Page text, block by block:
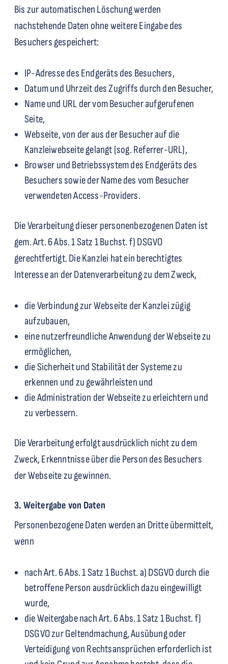
Bis zur automatischen Löschung werden
nachstehende Daten ohne weitere Eingabe des
Besuchers gespeichert:
IP-Adresse des Endgeräts des Besuchers,
Datum und Uhrzeit des Zugriffs durch den Besucher,
Name und URL der vom Besucher aufgerufenen
Seite,
Webseite, von der aus der Besucher auf die
Kanzleiwebseite gelangt (sog. Referrer-URL),
Browser und Betriebssystem des Endgeräts des
Besuchers sowie der Name des vom Besucher
verwendeten Access-Providers.
Die Verarbeitung dieser personenbezogenen Daten ist
gem. Art. 6 Abs. 1 Satz 1 Buchst. f) DSGVO
gerechtfertigt. Die Kanzlei hat ein berechtigtes
Interesse an der Datenverarbeitung zu dem Zweck,
die Verbindung zur Webseite der Kanzlei zügig
aufzubauen,
eine nutzerfreundliche Anwendung der Webseite zu
ermöglichen,
die Sicherheit und Stabilität der Systeme zu
erkennen und zu gewährleisten und
die Administration der Webseite zu erleichtern und
zu verbessern.
Die Verarbeitung erfolgt ausdrücklich nicht zu dem
Zweck, Erkenntnisse über die Person des Besuchers
der Webseite zu gewinnen.
3. Weitergabe von Daten
Personenbezogene Daten werden an Dritte übermittelt,
wenn
nach Art. 6 Abs. 1 Satz 1 Buchst. a) DSGVO durch die
betroffene Person ausdrücklich dazu eingewilligt
wurde,
die Weitergabe nach Art. 6 Abs. 1 Satz 1 Buchst. f)
DSGVO zur Geltendmachung, Ausübung oder
Verteidigung von Rechtsansprüchen erforderlich ist